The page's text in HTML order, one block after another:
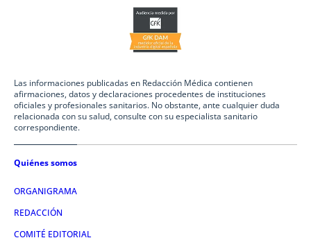
Las informaciones publicadas en Redacción Médica contienen
afirmaciones, datos y declaraciones procedentes de instituciones
oficiales y profesionales sanitarios. No obstante, ante cualquier duda
relacionada con su salud, consulte con su especialista sanitario
correspondiente.
Quiénes somos
ORGANIGRAMA
REDACCIÓN
COMITÉ EDITORIAL